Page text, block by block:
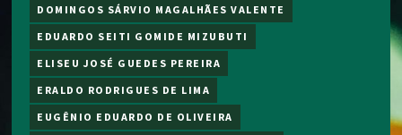
DOMINGOS SÁRVIO MAGALHÃES VALENTE
EDUARDO SEITI GOMIDE MIZUBUTI
ELISEU JOSÉ GUEDES PEREIRA
ERALDO RODRIGUES DE LIMA
EUGÊNIO EDUARDO DE OLIVEIRA